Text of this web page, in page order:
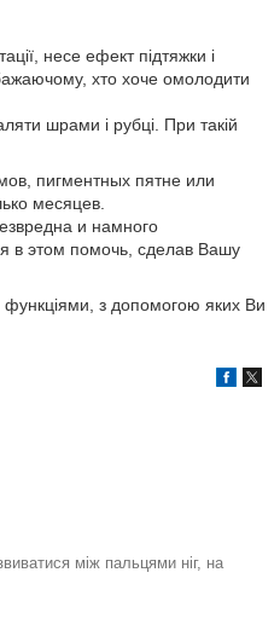
несе ефект підтяжки і
хто хоче омолодити
шрами і рубці. При такій
пигментных пятне или
месяцев.
и намного
в этом помочь, сделав Вашу
з допомогою яких Ви
між пальцями ніг, на